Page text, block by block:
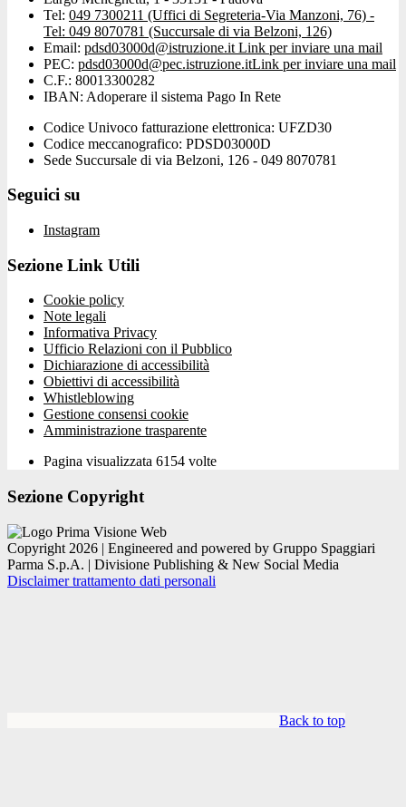
Tel: 049 7300211 (Uffici di Segreteria-Via Manzoni, 76) -
Tel: 049 8070781 (Succursale di via Belzoni, 126)
Email: pdsd03000d@istruzione.it Link per inviare una mail
PEC: pdsd03000d@pec.istruzione.itLink per inviare una mail
C.F.: 80013300282
IBAN: Adoperare il sistema Pago In Rete
Codice Univoco fatturazione elettronica: UFZD30
Codice meccanografico: PDSD03000D
Sede Succursale di via Belzoni, 126 - 049 8070781
Seguici su
Instagram
Sezione Link Utili
Cookie policy
Note legali
Informativa Privacy
Ufficio Relazioni con il Pubblico
Dichiarazione di accessibilità
Obiettivi di accessibilità
Whistleblowing
Gestione consensi cookie
Amministrazione trasparente
Pagina visualizzata 6154 volte
Sezione Copyright
Copyright 2026 | Engineered and powered by Gruppo Spaggiari
Parma S.p.A. | Divisione Publishing & New Social Media
Disclaimer trattamento dati personali
Back to top